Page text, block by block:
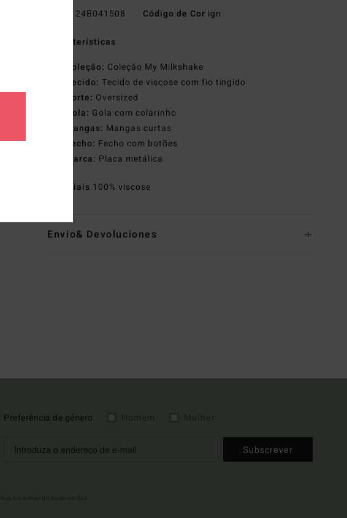
24B041508 Código de Cor ign
Características
Coleção: Coleção My Milkshake
Tecido: Tecido de viscose com fio tingido
Corte: Oversized
Gola: Gola com colarinho
Mangas: Mangas curtas
Fecho: Fecho com botões
Marca: Placa metálica
Materiais 100% viscose
Envio& Devoluciones
Preferência de género
Subscrever